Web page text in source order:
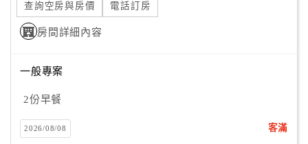
紅
利
查
訂
房
Q&A
查詢空房與房價 電話訂房
房間詳細內容
一般專案
2份早餐
2026/08/08 客滿